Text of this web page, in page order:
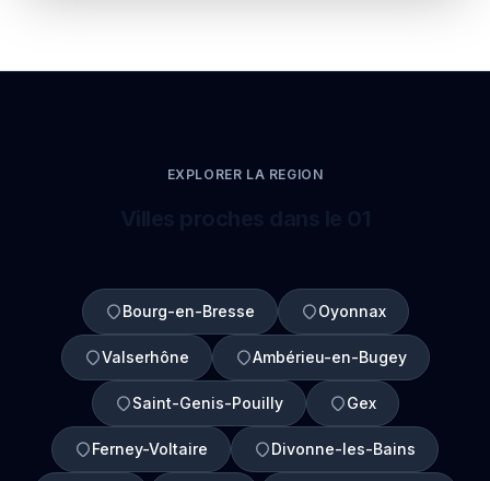
EXPLORER LA REGION
Bourg-en-Bresse Oyonnax
Valserhône Ambérieu-en-Bugey
Saint-Genis-Pouilly Gex
Ferney-Voltaire Divonne-les-Bains